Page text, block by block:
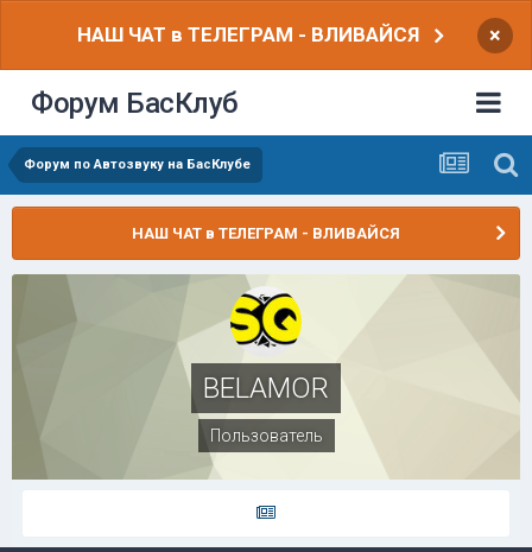
НАШ ЧАТ в ТЕЛЕГРАМ - ВЛИВАЙСЯ ×
Форум БасКлуб
Форум по Автозвуку на БасКлубе
НАШ ЧАТ в ТЕЛЕГРАМ - ВЛИВАЙСЯ
BELAMOR
Пользователь